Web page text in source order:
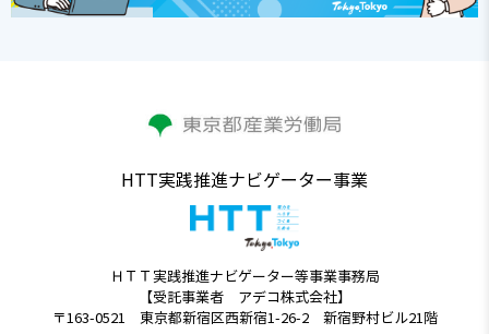
HTT実践推進ナビゲーター事業
ＨＴＴ実践推進ナビゲーター等事業事務局
【受託事業者 アデコ株式会社】
〒163-0521 東京都新宿区西新宿1-26-2 新宿野村ビル21階